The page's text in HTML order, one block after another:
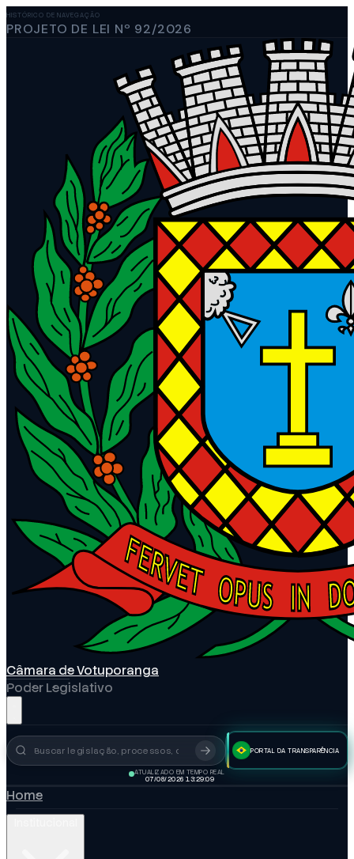
HISTÓRICO DE NAVEGAÇÃO
PROJETO DE LEI Nº 92/2026
Câmara de Votuporanga
Poder Legislativo
Busca no portal PORTAL DA TRANSPARÊNCIA
ATUALIZADO EM TEMPO REAL
07/08/2026 13:29:10
Home